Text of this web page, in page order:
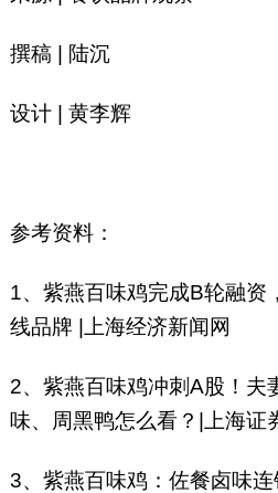
撰稿 | 陆沉
设计 | 黄李辉
参考资料：
1、紫燕百味鸡完成B轮融资
线品牌 |上海经济新闻网
2、紫燕百味鸡冲刺A股！夫
味、周黑鸭怎么看？|上海证
3、紫燕百味鸡：佐餐卤味